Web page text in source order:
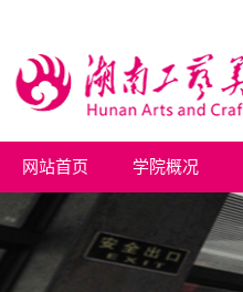
网站首页 学院概况